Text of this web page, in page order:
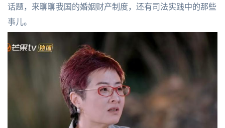
话题，来聊聊我国的婚姻财产制度，还有司法实践中的那些
事儿。